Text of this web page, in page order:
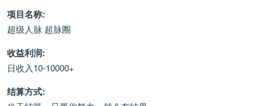
关于我们
项目名称:
超级人脉 超脉圈
收益利润:
日收入10-10000+
结算方式: